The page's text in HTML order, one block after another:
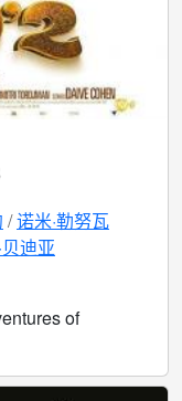
诺米·勒努瓦
贝迪亚
of